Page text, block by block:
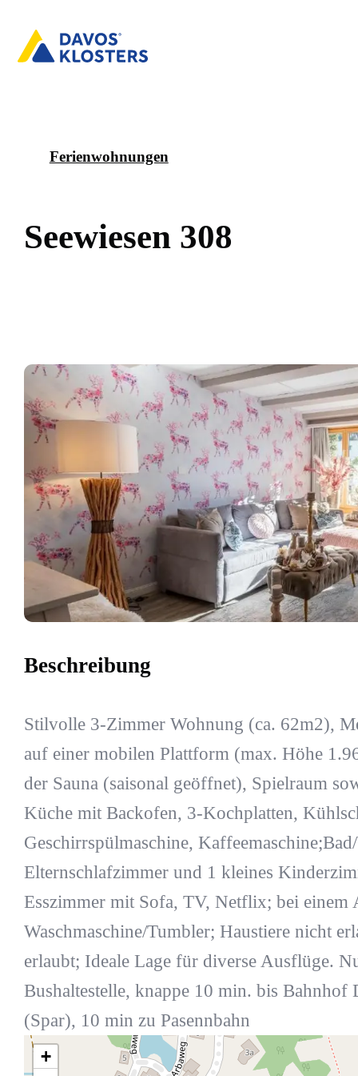
Ferienwohnungen
Seewiesen 308
Beschreibung
Stilvolle 3-Zimmer Wohnung (ca. 62m2),
auf einer mobilen Plattform (max. Höhe
der Sauna (saisonal geöffnet), Spielraum
Küche mit Backofen, 3-Kochplatten,
Geschirrspülmaschine,
Elternschlafzimmer und 1 kleines
Esszimmer mit Sofa, TV, Netflix; bei einem
Waschmaschine/Tumbler; Haustiere nicht
erlaubt; Ideale Lage für diverse Ausflüge.
Bushaltestelle, knappe 10 min. bis
(Spar), 10 min zu Pasennbahn
+